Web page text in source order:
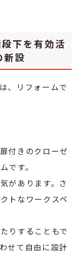
下を有効活
新設
、リフォームで
付きのクローゼ
です。
があります。さ
トなワークスペ
りすることもで
せて自由に設計